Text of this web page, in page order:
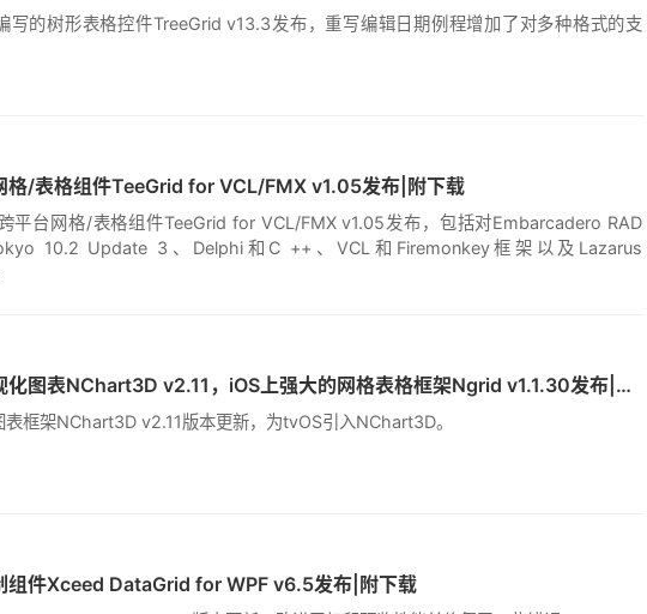
写的树形表格控件TreeGrid v13.3发布，重写编辑日期例程增加了对多种格式的支
格/表格组件TeeGrid for VCL/FMX v1.05发布|附下载
平台网格/表格组件TeeGrid for VCL/FMX v1.05发布，包括对Embarcadero RAD
10.2 Update 3、Delphi和C ++、VCL和Firemonkey框架以及Lazarus
【更新】数据可视化图表NChart3D v2.11，iOS上强大的网格表格框架Ngrid v1.1.30发布|附下载
表框架NChart3D v2.11版本更新，为tvOS引入NChart3D。
组件Xceed DataGrid for WPF v6.5发布|附下载